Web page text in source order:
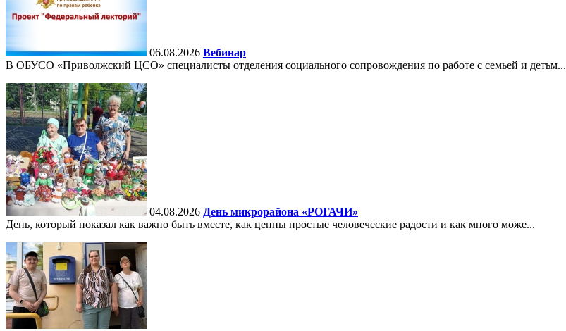
06.08.2026 Вебинар
В ОБУСО «Приволжский ЦСО» специалисты отделения социального сопровождения по работе с семьей и детьм...
04.08.2026 День микрорайона «РОГАЧИ»
День, который показал как важно быть вместе, как ценны простые человеческие радости и как много може...